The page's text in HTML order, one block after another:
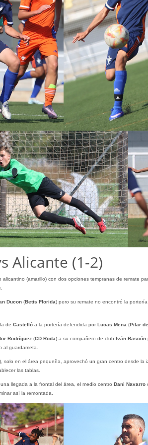
Alicante (1-2)
alicantino (amarillo) con dos opciones tempranas de remate
Ducon (Betis Florida) pero su remate no encontró la portería.
de Castellóa la portería defendida por Lucas Mena(Pilar
Rodríguez(CD Roda) a su compañero de club Iván Rascón
al guardameta.
solo en el área pequeña, aprovechó un gran centro desde la
las tablas.
llegada a la frontal del área, el medio centro Dani Navarro
así la remontada.